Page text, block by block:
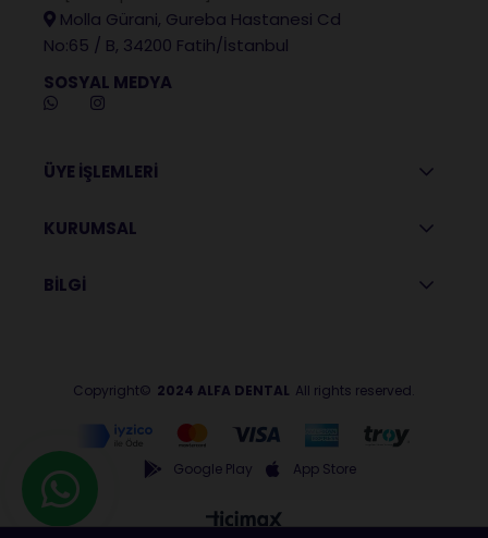
Molla Gürani, Gureba Hastanesi Cd
No:65 / B, 34200 Fatih/İstanbul
SOSYAL MEDYA
ÜYE İŞLEMLERİ
KURUMSAL
BİLGİ
Copyright© 2024 ALFA DENTAL All rights reserved.
Google Play App Store